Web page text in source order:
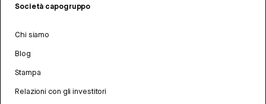
Società capogruppo
Chi siamo
Blog
Stampa
Relazioni con gli investitori